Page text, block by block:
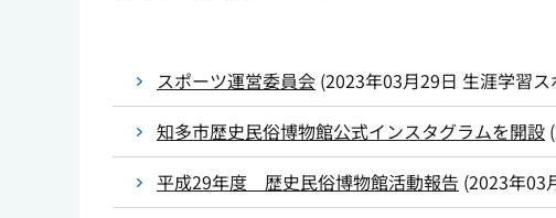
スポーツ運営委員会 (2023年03月29日 生涯学習ス
知多市歴史民俗博物館公式インスタグラムを開設 (
平成29年度 歴史民俗博物館活動報告 (2023年03